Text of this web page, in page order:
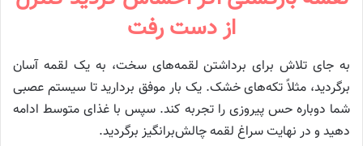
از دست رفت
به جای تلاش برای برداشتن لقمه‌های سخت، به یک لقمه آسان
برگردید، مثلاً تکه‌های خشک. یک بار موفق بردارید تا سیستم عصبی
شما دوباره حس پیروزی را تجربه کند. سپس با غذای متوسط ادامه
دهید و در نهایت سراغ لقمه چالش‌برانگیز برگردید.